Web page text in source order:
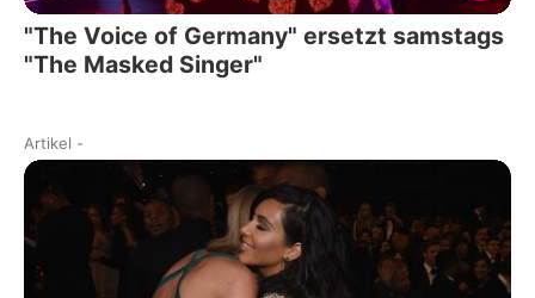
"The Voice of Germany" ersetzt samstags
"The Masked Singer"
Artikel -